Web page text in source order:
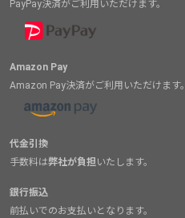
PayPay決済がご利用いただけます。
Amazon Pay
Amazon Pay決済がご利用いただけます。
代金引換
手数料は弊社が負担いたします。
銀行振込
前払いでのお支払いとなります。